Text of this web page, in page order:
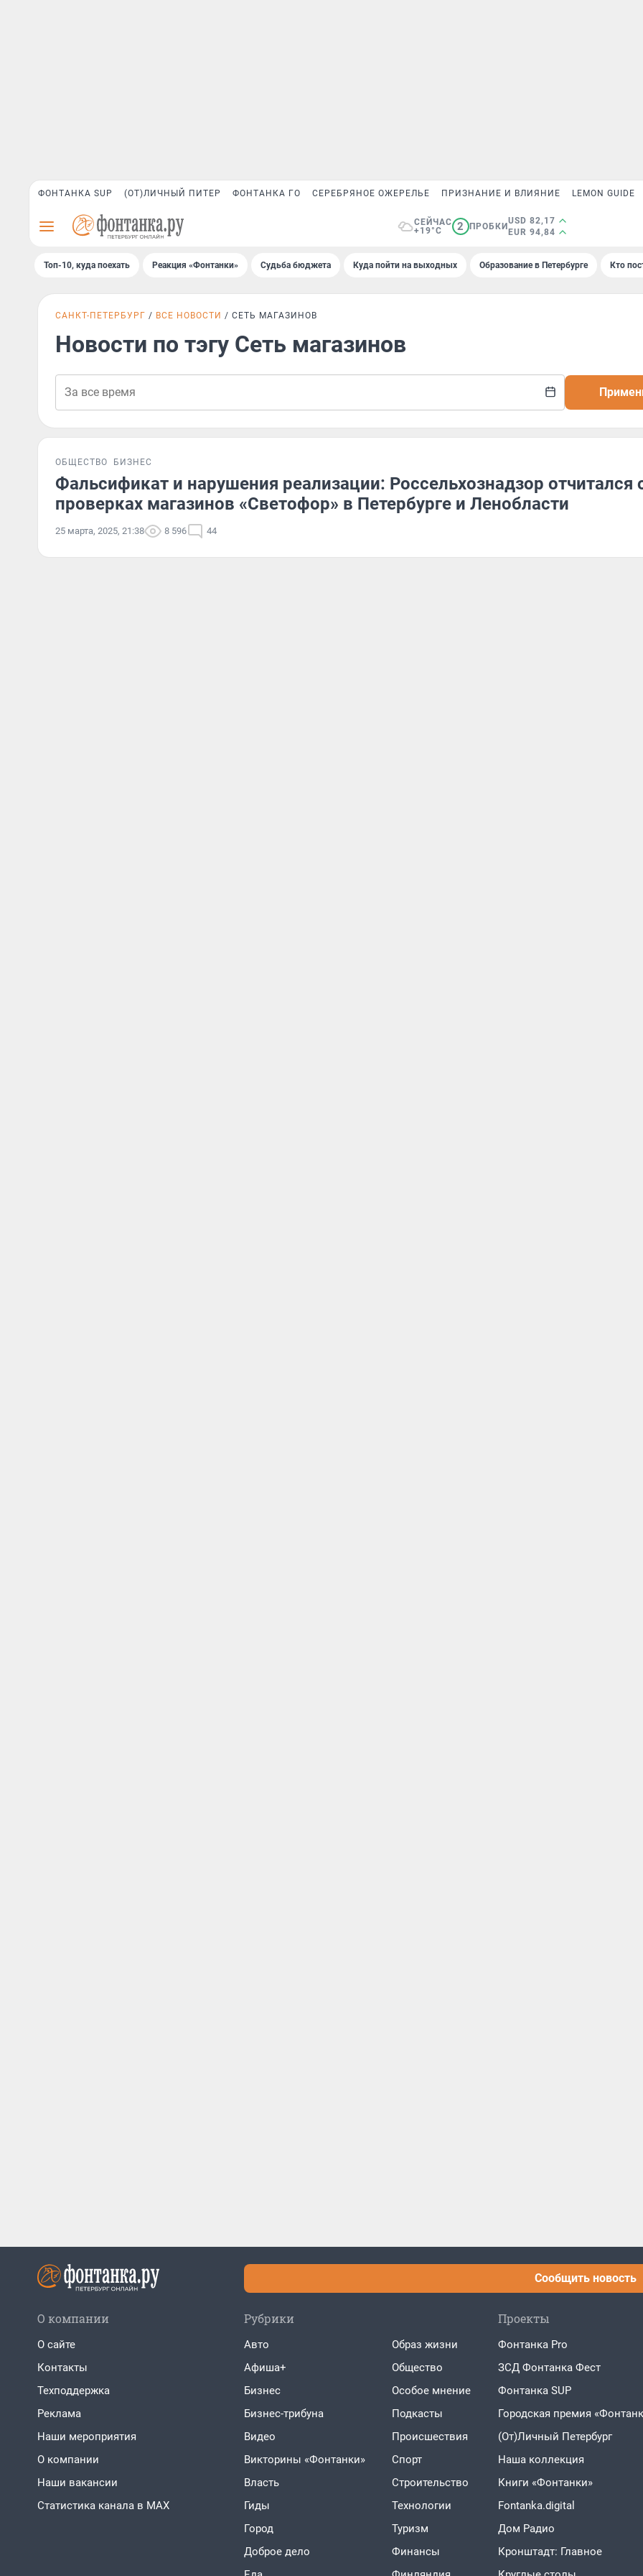
ФОНТАНКА SUP (ОТ)ЛИЧНЫЙ ПИТЕР ФОНТАНКА ГО СЕРЕБРЯНОЕ ОЖЕРЕЛЬЕ ПРИЗНАНИЕ И ВЛИЯНИЕ LEMON GUIDE
СЕЙЧАС
+19°C
2 ПРОБКИ
USD 82,17
EUR 94,84
Топ-10, куда поехать Реакция «Фонтанки» Судьба бюджета Куда пойти на выходных Образование в Петербурге Кто
САНКТ-ПЕТЕРБУРГ ВСЕ НОВОСТИ СЕТЬ МАГАЗИНОВ
Новости по тэгу Сеть магазинов
ОБЩЕСТВО БИЗНЕС
Фальсификат и нарушения реализации: Россельхознадзор отчитался
проверках магазинов «Светофор» в Петербурге и Ленобласти
25 марта, 2025, 21:38 8 596 44
Сообщить новость
О компании
О сайте
Контакты
Техподдержка
Реклама
Наши мероприятия
О компании
Наши вакансии
Статистика канала в MAX
Рубрики
Авто
Афиша+
Бизнес
Бизнес-трибуна
Видео
Викторины «Фонтанки»
Власть
Гиды
Город
Доброе дело
Образ жизни
Общество
Особое мнение
Подкасты
Проиcшествия
Спорт
Строительство
Технологии
Туризм
Финансы
Проекты
Фонтанка Pro
ЗСД Фонтанка Фест
Фонтанка SUP
Городская премия
(От)Личный Петербург
Наша коллекция
Книги «Фонтанки»
Fontanka.digital
Дом Радио
Кронштадт: Главное